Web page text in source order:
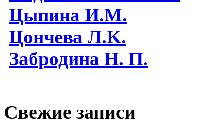
Цыпина И.М.
Цончева Л.K.
Забродина Н. П.
Свежие записи